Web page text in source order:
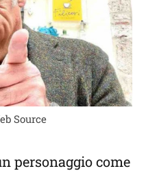
Source
personaggio come